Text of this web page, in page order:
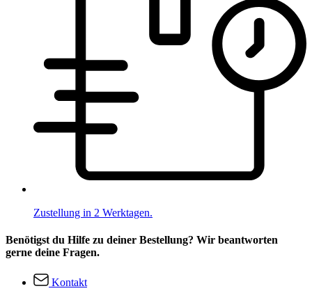
Zustellung in 2 Werktagen.
Benötigst du Hilfe zu deiner Bestellung? Wir beantworten
gerne deine Fragen.
Kontakt